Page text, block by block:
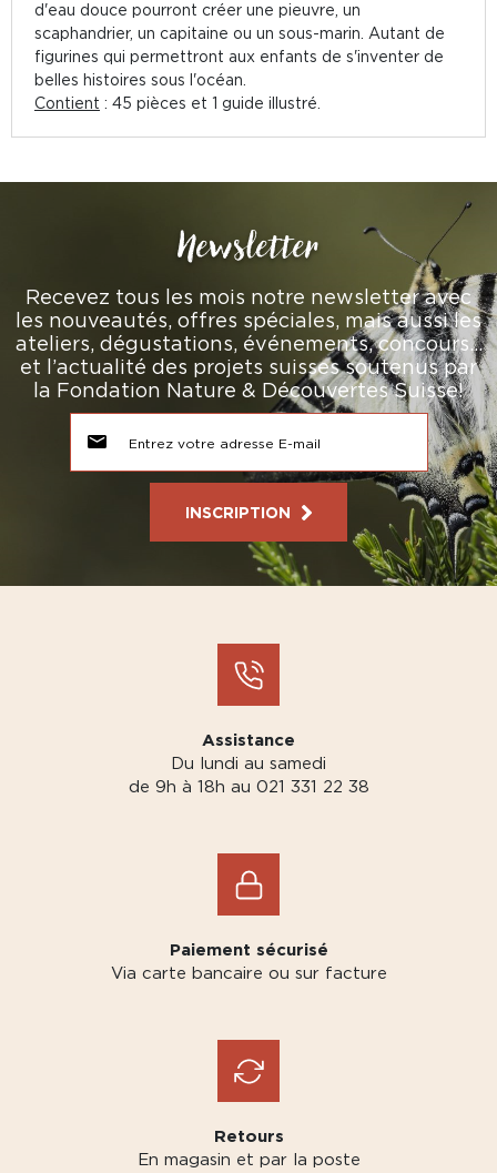
d'eau douce pourront créer une pieuvre, un
scaphandrier, un capitaine ou un sous-marin. Autant de
figurines qui permettront aux enfants de s'inventer de
belles histoires sous l'océan.
Contient : 45 pièces et 1 guide illustré.
Newsletter
Recevez tous les mois notre newsletter avec
les nouveautés, offres spéciales, mais aussi les
ateliers, dégustations, événements, concours…
et l’actualité des projets suisses soutenus par
la Fondation Nature & Découvertes Suisse!
INSCRIPTION
Assistance
Du lundi au samedi
de 9h à 18h au 021 331 22 38
Paiement sécurisé
Via carte bancaire ou sur facture
Retours
En magasin et par la poste